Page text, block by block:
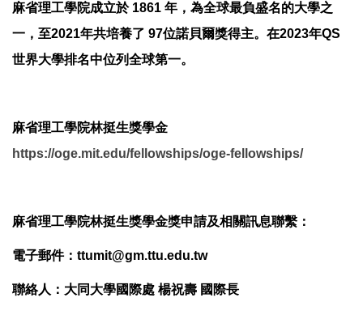
麻省理工學院成立於 1861 年，為全球最負盛名的大學之
一，至2021年共培養了 97位諾貝爾獎得主。在2023年QS
世界大學排名中位列全球第一。
麻省理工學院林挺生獎學金
https://oge.mit.edu/fellowships/oge-fellowships/
麻省理工學院林挺生獎學金獎申請及相關訊息聯繫：
電子郵件：ttumit@gm.ttu.edu.tw
聯絡人：大同大學國際處 楊祝壽 國際長